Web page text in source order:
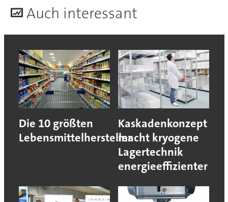
Auch interessant
Die 10 größten
Lebensmittelhersteller
Kaskadenkonzept
macht kryogene
Lagertechnik
energieeffizienter